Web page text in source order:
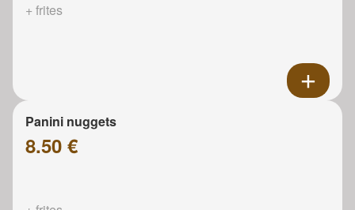
+ frites
Panini nuggets
8.50 €